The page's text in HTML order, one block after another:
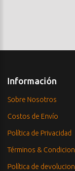
Información
Sobre Nosotros
Costos de Envío
Política de Privacidad
Términos &
Política de